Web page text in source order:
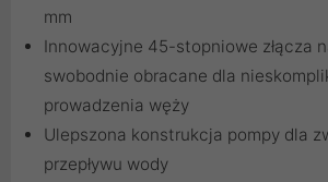
mm
Innowacyjne 45-stopniowe złącza
swobodnie obracane dla
prowadzenia węży
Ulepszona konstrukcja pompy dla
przepływu wody